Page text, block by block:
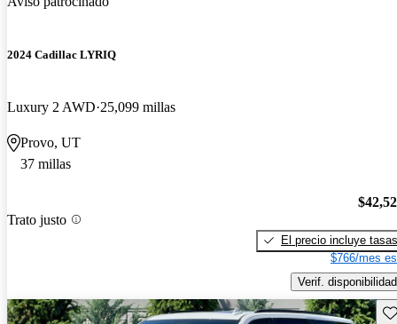
2024 Cadillac LYRIQ
Luxury 2 AWD 25,099 millas
Provo, UT
37 millas
Trato justo
El precio incluye tasas
$766/mes
Verif. disponibilidad